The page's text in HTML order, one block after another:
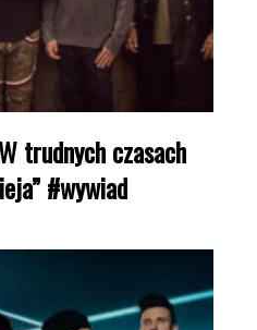
trudnych czasach
#wywiad